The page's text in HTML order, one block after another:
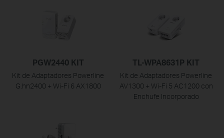
PGW2440 KIT
Kit de Adaptadores Powerline
G.hn2400 + Wi-Fi 6 AX1800
TL-WPA8631P KIT
Kit de Adaptadores Powerline
AV1300 + Wi-Fi 5 AC1200 con
Enchufe Incorporado